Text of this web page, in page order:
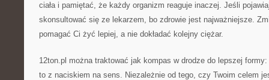
ciała i pamiętać, że każdy organizm reaguje inaczej. Jeśli
skonsultować się ze lekarzem, bo zdrowie jest najważniejsze.
pomagać Ci żyć lepiej, a nie dokładać kolejny ciężar.
12ton.pl można traktować jak kompas w drodze do lepszej
to z naciskiem na sens. Niezależnie od tego, czy Twoim celem